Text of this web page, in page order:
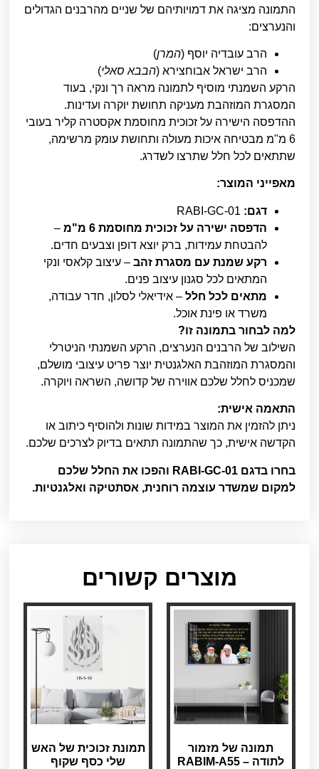
התמונה מציגה את דמויותיהם של שניים מהרבנים הגדולים
והנערצים:
הרב עובדיה יוסף (המרן)
הרב ישראל אבוחצירא (הבבא סאלי)
הרקע השמנתי מוסיף לתמונה מראה רך ונקי, בעוד
המסגרת המוזהבת מעניקה תחושת יוקרה ועדינות.
ההדפסה הישירה על זכוכית מחוסמת אקסטרה קליר בעובי
6 מ"מ מבטיחה איכות מעולה ותחושת עומק מרשימה,
שתתאים לכל חלל שתרצו לשדרג.
מאפייני המוצר:
דגם:
הדפסה ישירה על זכוכית מחוסמת 6 מ"מ
–
להבטחת עמידות, ברק יוצא דופן וצבעים חדים.
רקע שמנת עם מסגרת זהב – עיצוב קלאסי ונקי
המתאים לכל סגנון עיצוב פנים.
מתאים לכל חלל – אידיאלי לסלון, חדר עבודה,
משרד או פינת אוכל.
למה לבחור בתמונה זו?
השילוב של הרבנים הנערצים, הרקע השמנתי הניטרלי
והמסגרת המוזהבת האלגנטית יוצר פריט עיצובי מושלם,
שמכניס לחלל שלכם אווירה של קדושה, השראה ויוקרה.
התאמה אישית:
ניתן להזמין את המוצר במידות שונות ולהוסיף כיתוב או
הקדשה אישית, כך שהתמונה תתאים בדיוק לצרכים שלכם.
בחרו בדגם RABI-GC-01 והפכו את החלל שלכם
למקום שמשדר עוצמה רוחנית, אסתטיקה ואלגנטיות.
מוצרים קשורים
תמונה של מזמור
לתודה – RABIM-A55
תמונת זכוכית של האש
שלי כסף שקוף